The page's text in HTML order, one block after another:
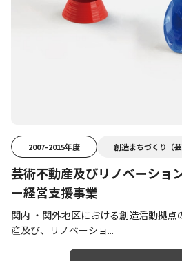
2007-2015年度 創造まちづくり（芸
芸術不動産及びリノベーショ
ー経営支援事業
関内 ・関外地区における創造活動拠
産及び、リノベーショ...